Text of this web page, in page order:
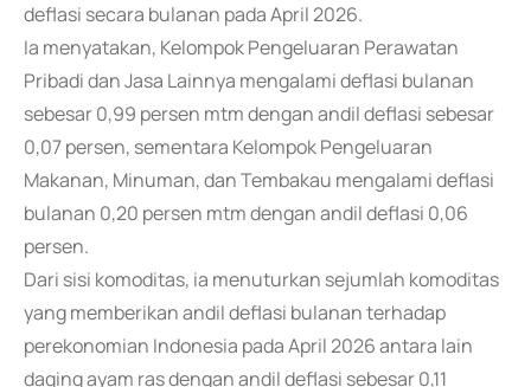
deflasi secara bulanan pada April 2026.
Ia menyatakan, Kelompok Pengeluaran Perawatan
Pribadi dan Jasa Lainnya mengalami deflasi bulanan
sebesar 0,99 persen mtm dengan andil deflasi sebesar
0,07 persen, sementara Kelompok Pengeluaran
Makanan, Minuman, dan Tembakau mengalami deflasi
bulanan 0,20 persen mtm dengan andil deflasi 0,06
persen.
Dari sisi komoditas, ia menuturkan sejumlah komoditas
yang memberikan andil deflasi bulanan terhadap
perekonomian Indonesia pada April 2026 antara lain
daging ayam ras dengan andil deflasi sebesar 0,11